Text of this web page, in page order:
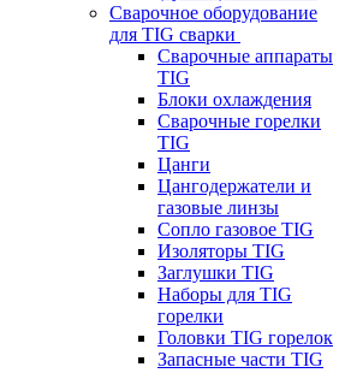
Сварочное оборудование
для TIG сварки
Сварочные аппараты
TIG
Блоки охлаждения
Сварочные горелки
TIG
Цанги
Цангодержатели и
газовые линзы
Сопло газовое TIG
Изоляторы TIG
Заглушки TIG
Наборы для TIG
горелки
Головки TIG горелок
Запасные части TIG